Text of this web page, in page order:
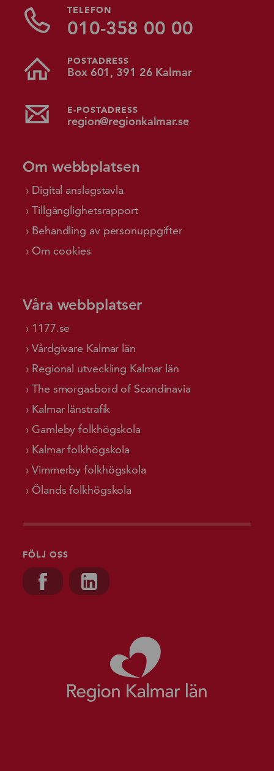
TELEFON
010-358 00 00
POSTADRESS
Box 601, 391 26 Kalmar
E-POSTADRESS
region@regionkalmar.se
Om webbplatsen
Digital anslagstavla
Tillgänglighetsrapport
Behandling av personuppgifter
Om cookies
Våra webbplatser
1177.se
Vårdgivare Kalmar län
Regional utveckling Kalmar län
The smorgasbord of Scandinavia
Kalmar länstrafik
Gamleby folkhögskola
Kalmar folkhögskola
Vimmerby folkhögskola
Ölands folkhögskola
FÖLJ OSS
Besök oss på, Facebook
Besök oss på, Linkedin